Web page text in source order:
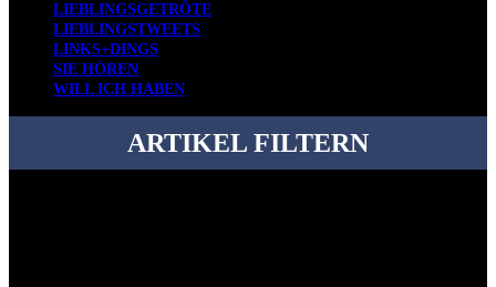
LIEBLINGSGETRÖTE
LIEBLINGSTWEETS
LINKS+DINGS
SIE HÖREN
WILL ICH HABEN
ARTIKEL FILTERN